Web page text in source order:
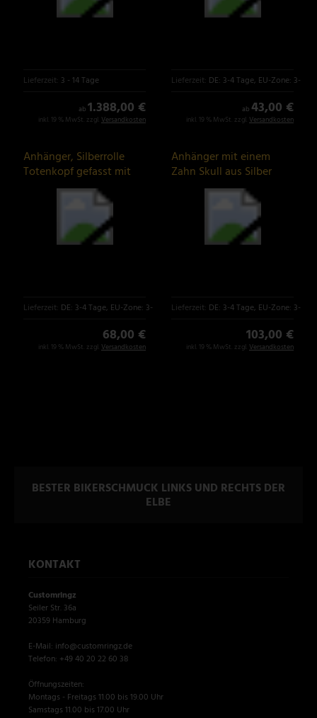
Lieferzeit: 3 - 14 Tage
ab1.388,00 €
inkl. 19 % MwSt. zzgl. Versandkosten
Lieferzeit: DE: 3-4 Tage, EU-Zone: 3-6
ab 43,00 €
inkl. 19 % MwSt. zzgl. Versandkosten
Anhänger, Silberrolle
Totenkopf gefasst mit
Zirkonia Steinen
Lieferzeit: DE: 3-4 Tage, EU-Zone: 3-6 Tage
68,00 €
inkl. 19 % MwSt. zzgl. Versandkosten
Anhänger mit einem
Zahn Skull aus Silber
Lieferzeit: DE: 3-4 Tage, EU-Zone: 3-6
103,00 €
inkl. 19 % MwSt. zzgl. Versandkosten
BESTER BIKERSCHMUCK LINKS UND RECHTS DER
ELBE
KONTAKT
Customringz
Seiler Str. 36a
20359 Hamburg
E-Mail: info@customringz.de
Telefon: +49 40 20 22 60 38
Öffnungszeiten:
Montags - Freitags 11.00 bis 19.00 Uhr
Samstags 11.00 bis 17.00 Uhr